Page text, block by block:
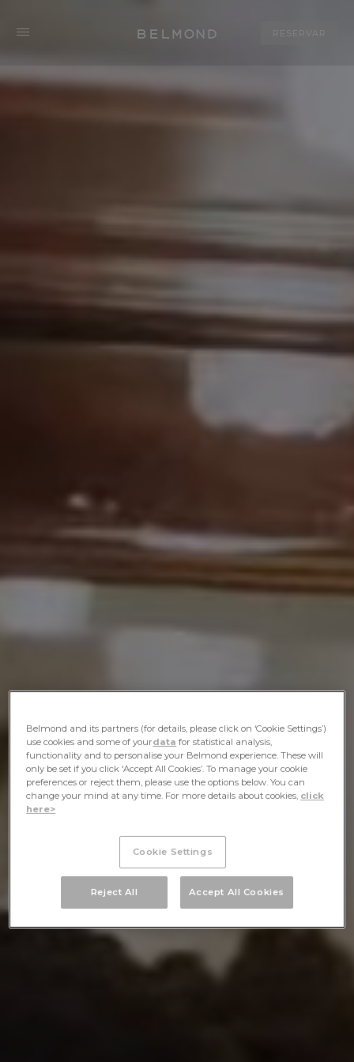
Belmond and its partners (for details, please click on ‘Cookie Settings’)
use cookies and some of yourdata for statistical analysis,
functionality and to personalise your Belmond experience. These will
only be set if you click ‘Accept All Cookies’. To manage your cookie
preferences or reject them, please use the options below. You can
change your mind at any time. For more details about cookies, click
here>
Cookie Settings
Reject All Accept All Cookies